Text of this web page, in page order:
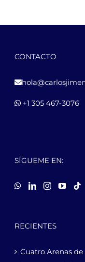
CONTACTO
+1 305 467-3076
SÍGUEME EN:
RECIENTES
Cuatro Arenas